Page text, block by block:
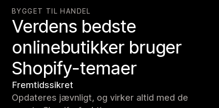
BYGGET TIL HANDEL
Verdens bedste
onlinebutikker bruger
Shopify-temaer
Fremtidssikret
Opdateres jævnligt, og virker altid med de